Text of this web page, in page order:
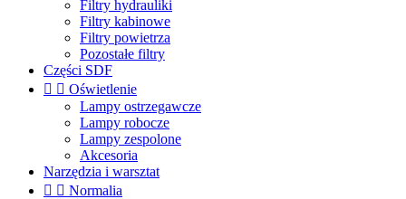
Filtry hydrauliki
Filtry kabinowe
Filtry powietrza
Pozostałe filtry
Części SDF
  Oświetlenie
Lampy ostrzegawcze
Lampy robocze
Lampy zespolone
Akcesoria
Narzędzia i warsztat
  Normalia